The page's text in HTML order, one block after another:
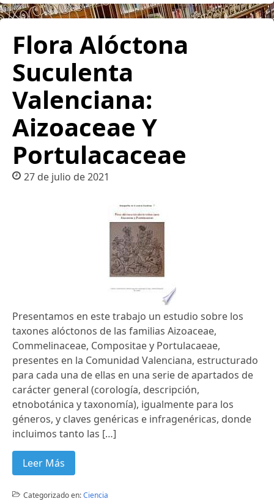
Flora Alóctona
Suculenta
Valenciana:
Aizoaceae Y
Portulacaceae
27 de julio de 2021
Presentamos en este trabajo un estudio sobre los
taxones alóctonos de las familias Aizoaceae,
Commelinaceae, Compositae y Portulacaeae,
presentes en la Comunidad Valenciana, estructurado
para cada una de ellas en una serie de apartados de
carácter general (corología, descripción,
etnobotánica y taxonomía), igualmente para los
géneros, y claves genéricas e infragenéricas, donde
incluimos tanto las […]
Leer Más
Categorizado en:Ciencia